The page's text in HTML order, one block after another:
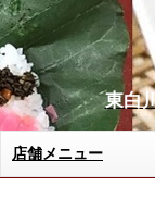
東白
店舗メニュー